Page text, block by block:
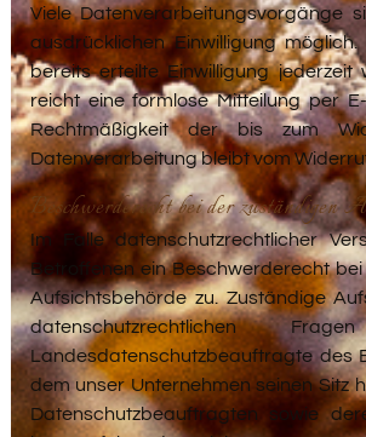
Viele Datenverarbeitungsvorgänge
ausdrücklichen Einwilligung
bereits erteilte Einwilligung jederzeit
reicht eine formlose Mitteilung per
Rechtmäßigkeit der bis zum
Datenverarbeitung bleibt vom
Beschwerderecht bei der zuständigen
Im Falle datenschutzrechtlicher
Betroffenen ein Beschwerderecht
Aufsichtsbehörde zu. Zuständige
datenschutzrechtlichen
Landesdatenschutzbeauftragte des
dem unser Unternehmen seinen Sitz
Datenschutzbeauftragten sowie